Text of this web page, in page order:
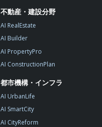
不動産・建設分野
AI RealEstate
AI Builder
AI PropertyPro
AI ConstructionPlan
都市機構・インフラ
AI UrbanLife
AI SmartCity
AI CityReform